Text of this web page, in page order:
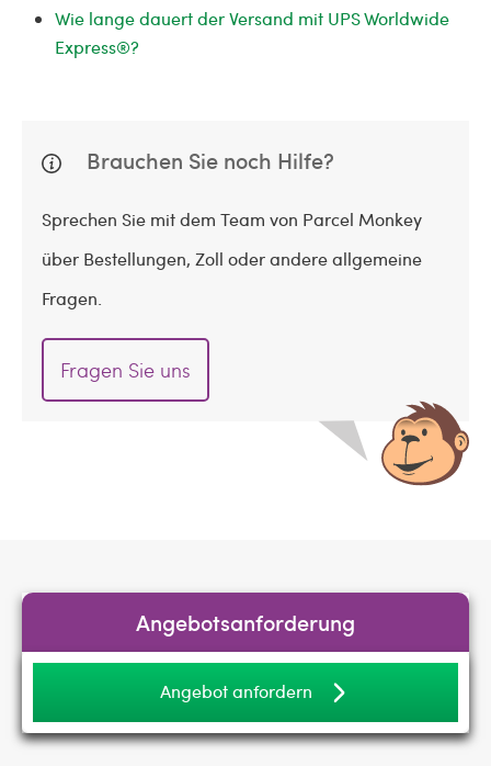
Wie lange dauert der Versand mit UPS Worldwide
Express®?
Brauchen Sie noch Hilfe?
Sprechen Sie mit dem Team von Parcel Monkey
über Bestellungen, Zoll oder andere allgemeine
Fragen.
Fragen Sie uns
Angebotsanforderung
Angebot anfordern